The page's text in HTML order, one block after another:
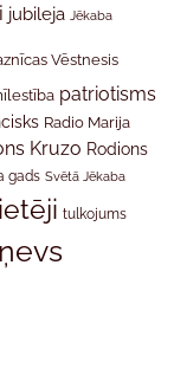
jubileja Jēkaba
Vēstnesis
patriotisms
Radio Marija
Kruzo Rodions
gads Svētā Jēkaba
tulkojums